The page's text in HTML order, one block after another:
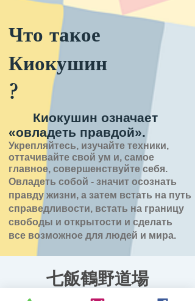
Что такое
Киокушин
?
Киокушин означает
«овладеть правдой».
Укрепляйтесь, изучайте техники,
оттачивайте свой ум и, самое
главное, совершенствуйте себя.
Овладеть собой - значит осознать
правду жизни, а затем встать на путь
справедливости, встать на границу
свободы и открытости и сделать
все возможное для людей и мира.
七飯鶴野道場